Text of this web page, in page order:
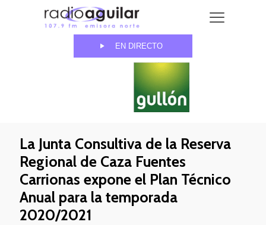
EN DIRECTO
La Junta Consultiva de la Reserva
Regional de Caza Fuentes
Carrionas expone el Plan Técnico
Anual para la temporada
2020/2021